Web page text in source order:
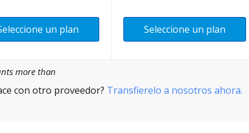
un plan Seleccione un plan
more than
con otro proveedor? Transfierelo a nosotros ahora.